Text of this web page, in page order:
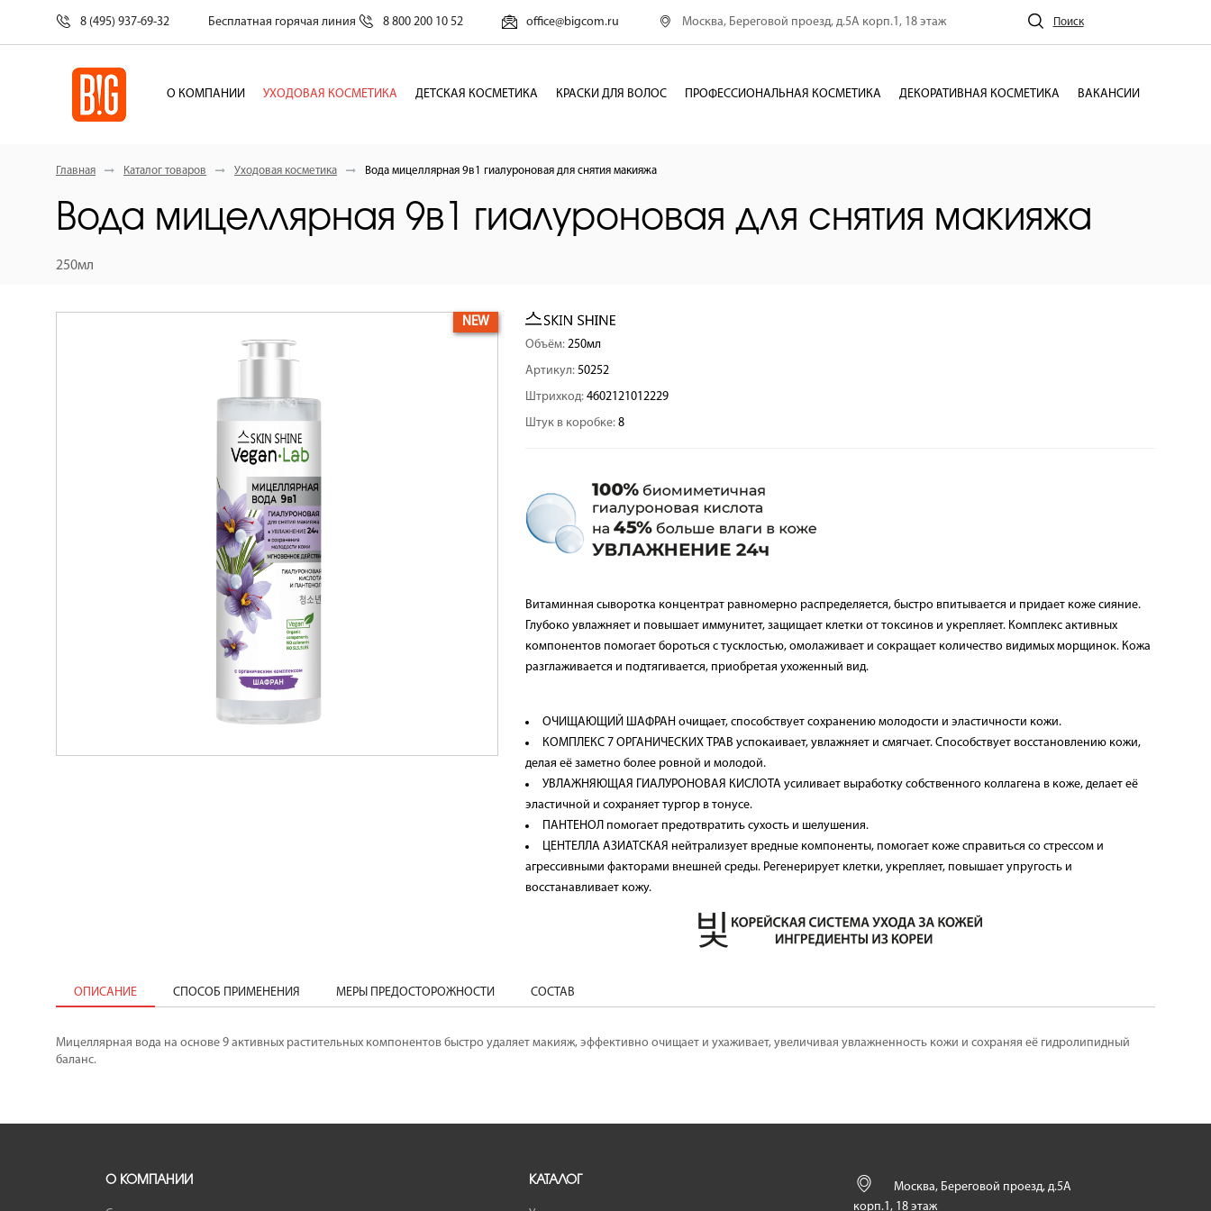
8 (495) 937-69-32 Бесплатная горячая линия 8 800 200 10 52 office@bigcom.ru Москва, Береговой проезд, д.5А корп.1, 18 этаж Поиск
О КОМПАНИИ УХОДОВАЯ КОСМЕТИКА ДЕТСКАЯ КОСМЕТИКА КРАСКИ ДЛЯ ВОЛОС ПРОФЕССИОНАЛЬНАЯ КОСМЕТИКА ДЕКОРАТИВНАЯ КОСМЕТИКА ВАКАНСИИ
Главная Каталог товаров Уходовая косметика Вода мицеллярная 9в1 гиалуроновая для снятия макияжа
Вода мицеллярная 9в1 гиалуроновая для снятия макияжа
250мл
NEW
Объём: 250мл
Артикул: 50252
Штрихкод: 4602121012229
Штук в коробке: 8
Витаминная сыворотка концентрат равномерно распределяется, быстро впитывается и придает коже сияние.
Глубоко увлажняет и повышает иммунитет, защищает клетки от токсинов и укрепляет. Комплекс активных
компонентов помогает бороться с тусклостью, омолаживает и сокращает количество видимых морщинок. Кожа
разглаживается и подтягивается, приобретая ухоженный вид.
ОЧИЩАЮЩИЙ ШАФРАН очищает, способствует сохранению молодости и эластичности кожи.
КОМПЛЕКС 7 ОРГАНИЧЕСКИХ ТРАВ успокаивает, увлажняет и смягчает. Способствует восстановлению кожи,
делая её заметно более ровной и молодой.
УВЛАЖНЯЮЩАЯ ГИАЛУРОНОВАЯ КИСЛОТА усиливает выработку собственного коллагена в коже, делает её
эластичной и сохраняет тургор в тонусе.
ПАНТЕНОЛ помогает предотвратить сухость и шелушения.
ЦЕНТЕЛЛА АЗИАТСКАЯ нейтрализует вредные компоненты, помогает коже справиться со стрессом и
агрессивными факторами внешней среды. Регенерирует клетки, укрепляет, повышает упругость и
восстанавливает кожу.
ОПИСАНИЕ СПОСОБ ПРИМЕНЕНИЯ МЕРЫ ПРЕДОСТОРОЖНОСТИ СОСТАВ
Мицеллярная вода на основе 9 активных растительных компонентов быстро удаляет макияж, эффективно очищает и ухаживает, увеличивая увлажненность кожи и сохраняя её гидролипидный
баланс.
О КОМПАНИИ КАТАЛОГ
Москва, Береговой проезд, д.5А
корп.1, 18 этаж